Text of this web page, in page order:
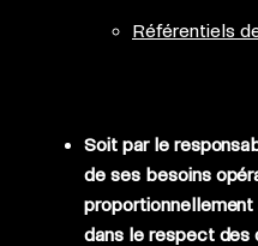
Référentiels
Soit par le
de ses besoins
dans le respect